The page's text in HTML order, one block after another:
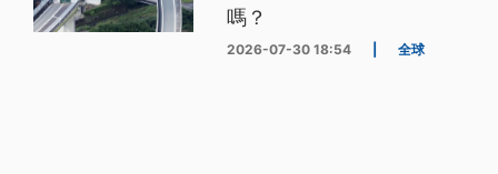
嗎？
2026-07-30 18:54 全球